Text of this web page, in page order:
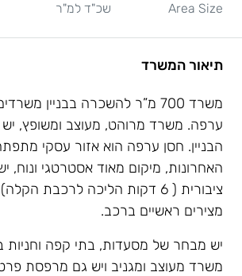
Area Size
שכ"ד למ"ר
תיאור המשרד
משרד 700 מ”ר להשכרה בבניין
ערפה. משרד מרוהט, מעוצב ומשופץ,
הבניין. חסן ערפה הוא אזור עסקי
האחרונות, מיקום מאוד אסטרטגי ונוח,
ציבורית ( 6 דקות הליכה לרכבת
מצירים ראשיים ברכב.
יש מבחר של מסעדות, בתי קפה וחניות
משרד מעוצב ומגניב ויש גם מרפסת